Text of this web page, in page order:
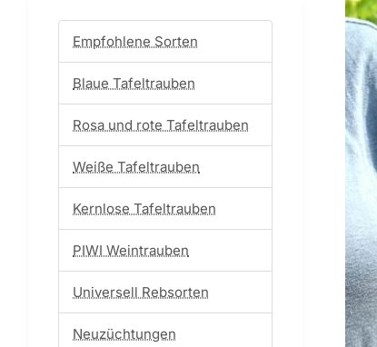
Empfohlene Sorten
Blaue Tafeltrauben
Rosa und rote Tafeltrauben
Weiße Tafeltrauben
Kernlose Tafeltrauben
PIWI Weintrauben
Universell Rebsorten
Neuzüchtungen